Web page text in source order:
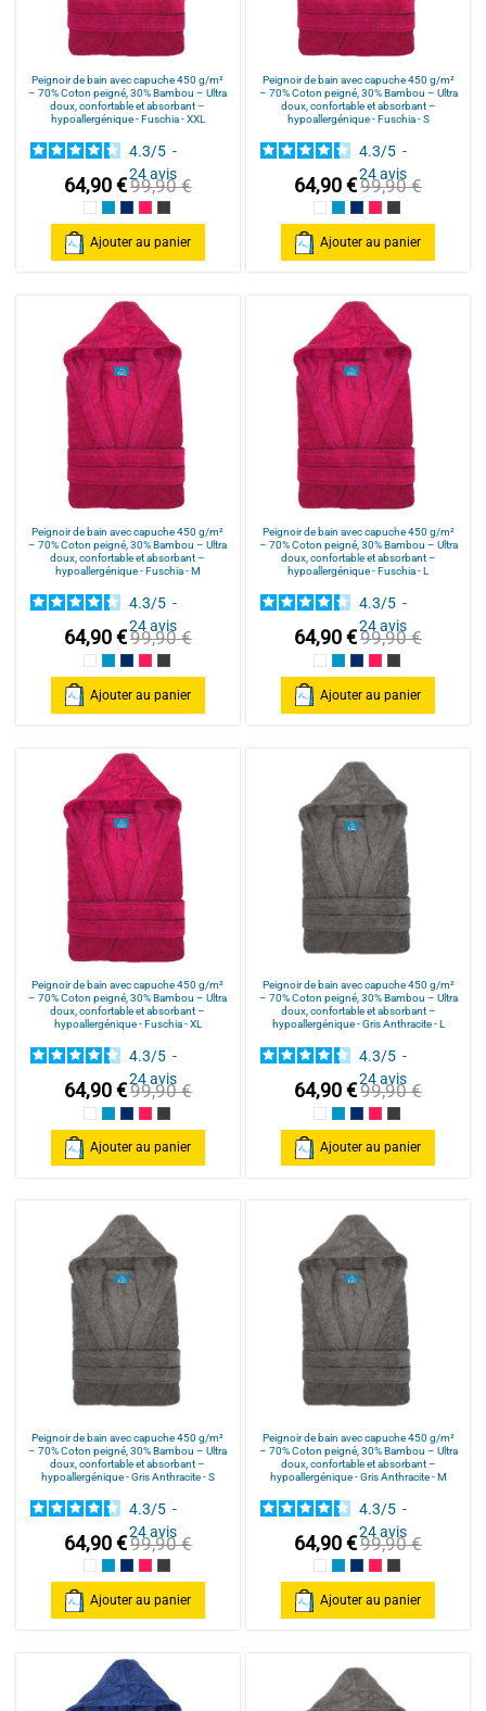
Peignoir de bain avec capuche 450 g/m²
– 70% Coton peigné, 30% Bambou – Ultra
doux, confortable et absorbant –
hypoallergénique - Fuschia - XXL
4.3/5 -
24avis
64,90 €99,90 €
BlancBleu Canard
Bleu Marine
FuschiaGris Anthracite
Ajouter au panier
Peignoir de bain avec capuche 450 g/m²
– 70% Coton peigné, 30% Bambou – Ultra
doux, confortable et absorbant –
hypoallergénique - Fuschia - S
4.3/5 -
24avis
64,90 €99,90 €
BlancBleu Canard
Bleu Marine
FuschiaGris Anthracite
Ajouter au panier
Peignoir de bain avec capuche 450 g/m²
– 70% Coton peigné, 30% Bambou – Ultra
doux, confortable et absorbant –
hypoallergénique - Fuschia - M
4.3/5 -
24avis
64,90 €99,90 €
BlancBleu Canard
Bleu Marine
FuschiaGris Anthracite
Ajouter au panier
Peignoir de bain avec capuche 450 g/m²
– 70% Coton peigné, 30% Bambou – Ultra
doux, confortable et absorbant –
hypoallergénique - Fuschia - L
4.3/5 -
24avis
64,90 €99,90 €
BlancBleu Canard
Bleu Marine
FuschiaGris Anthracite
Ajouter au panier
Peignoir de bain avec capuche 450 g/m²
– 70% Coton peigné, 30% Bambou – Ultra
doux, confortable et absorbant –
hypoallergénique - Fuschia - XL
4.3/5 -
24avis
64,90 €99,90 €
BlancBleu Canard
Bleu Marine
FuschiaGris Anthracite
Ajouter au panier
Peignoir de bain avec capuche 450 g/m²
– 70% Coton peigné, 30% Bambou – Ultra
doux, confortable et absorbant –
hypoallergénique - Gris Anthracite - L
4.3/5 -
24avis
64,90 €99,90 €
BlancBleu Canard
Bleu Marine
FuschiaGris Anthracite
Ajouter au panier
Peignoir de bain avec capuche 450 g/m²
– 70% Coton peigné, 30% Bambou – Ultra
doux, confortable et absorbant –
hypoallergénique - Gris Anthracite - S
4.3/5 -
24avis
64,90 €99,90 €
BlancBleu Canard
Bleu Marine
FuschiaGris Anthracite
Ajouter au panier
Peignoir de bain avec capuche 450 g/m²
– 70% Coton peigné, 30% Bambou – Ultra
doux, confortable et absorbant –
hypoallergénique - Gris Anthracite - M
4.3/5 -
24avis
64,90 €99,90 €
BlancBleu Canard
Bleu Marine
FuschiaGris Anthracite
Ajouter au panier